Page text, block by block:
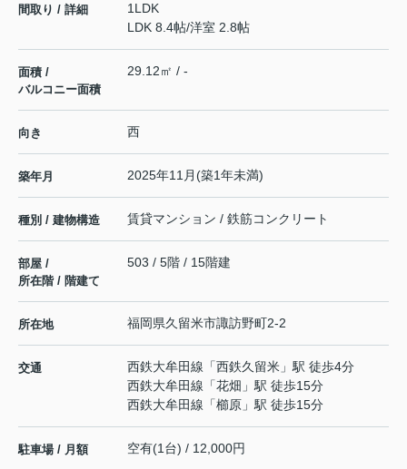
間取り / 詳細
1LDK
LDK 8.4帖/洋室 2.8帖
面積 /
バルコニー面積
29.12㎡ / -
向き 西
築年月 2025年11月(築1年未満)
種別 / 建物構造 賃貸マンション / 鉄筋コンクリート
部屋 /
所在階 / 階建て
503 / 5階 / 15階建
所在地 福岡県久留米市諏訪野町2‐2
交通 西鉄大牟田線 「西鉄久留米 」駅 徒歩4分
西鉄大牟田線 「花畑 」駅 徒歩15分
西鉄大牟田線 「櫛原 」駅 徒歩15分
駐車場 / 月額 空有(1台) / 12,000円